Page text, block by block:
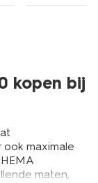
kopen bij
ook maximale
maten,